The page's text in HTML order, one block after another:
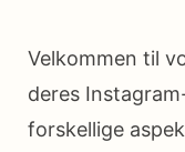
Velkommen til
deres
forskellige